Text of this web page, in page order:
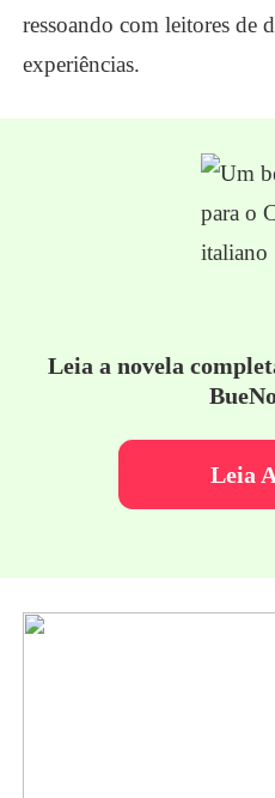
ressoando com leitores de
experiências.
Leia a novela
Leia